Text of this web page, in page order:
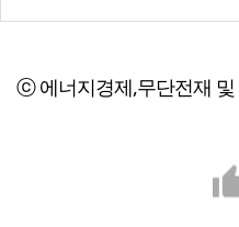
ⓒ 에너지경제,무단전재 및